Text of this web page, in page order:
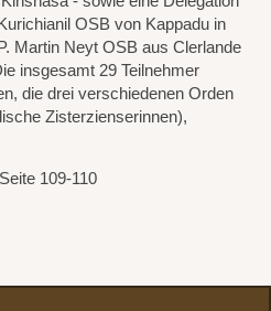
OSB von Kappadu in
Martin Neyt OSB aus Clerlande
insgesamt 29 Teilnehmer
die drei verschiedenen Orden
Zisterzienserinnen),
109-110